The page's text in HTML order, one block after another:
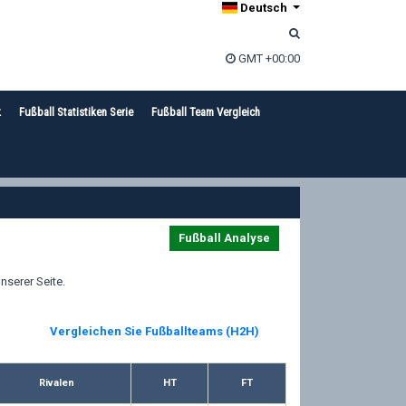
Deutsch
GMT +00:00
Fußball Statistiken Serie Fußball Team Vergleich
Fußball Analyse
Seite.
Vergleichen Sie Fußballteams (H2H)
Rivalen HT FT